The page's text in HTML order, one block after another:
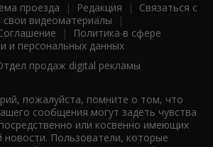
проезда | Редакция | Связаться с
свои видеоматериалы |
|
Политика в сфере
и персональных данных
продаж digital рекламы
пожалуйста, помните о том, что
сообщения могут задеть чувства
или косвенно имеющих
новости. Пользователи, которые